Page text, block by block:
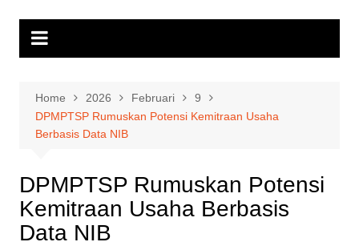
Home 2026 Februari
9
DPMPTSP Rumuskan Potensi Kemitraan Usaha
Berbasis Data NIB
DPMPTSP Rumuskan Potensi
Kemitraan Usaha Berbasis
Data NIB